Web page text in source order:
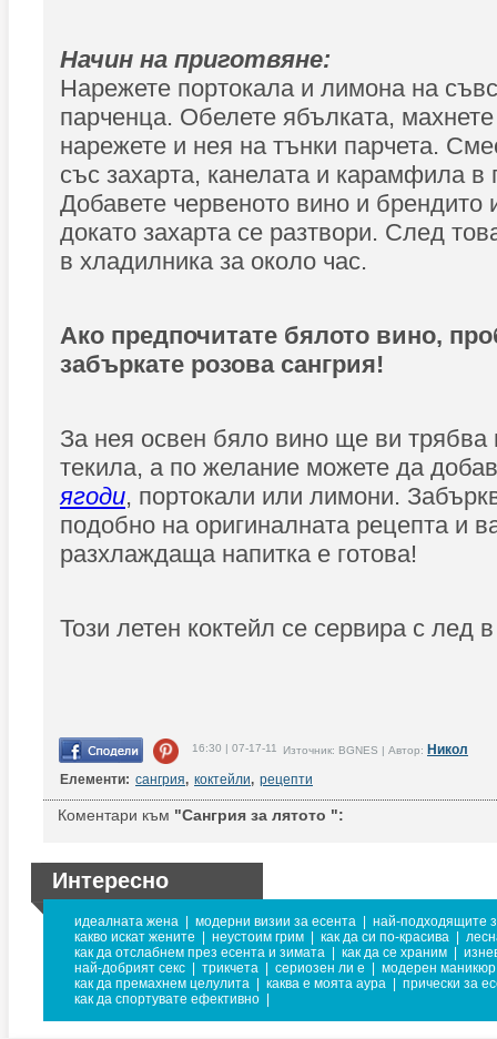
Начин на приготвяне:
Нарежете портокала и лимона на
парченца. Обелете ябълката,
нарежете и нея на тънки парчета.
със захарта, канелата и карамфила в
Добавете червеното вино и брендито
докато захарта се разтвори. След
в хладилника за около час.
Ако предпочитате бялото вино,
забъркате розова сангрия!
За нея освен бяло вино ще ви трябва
текила, а по желание можете да
ягоди, портокали или лимони.
подобно на оригиналната рецепта и
разхлаждаща напитка е готова!
Този летен коктейл се сервира с лед
16:30 | 07-17-11 Източник: BGNES | Автор: Никол
Елементи: сангрия, коктейли, рецепти
Коментари към "Сангрия за лятото ":
Интересно
идеалната жена модерни визии за есента
най-подходящите
какво искат жените
неустоим грим как да си по-красива
как да отслабнем през есента и зимата
как да се храним
най-добрият секс
трикчета сериозен ли е
модерен маникюр
как да премахнем целулита
каква е моята аура
прически за
как да спортувате ефективно